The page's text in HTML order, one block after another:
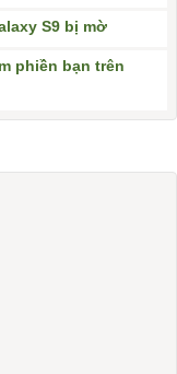
S9 bị mờ
phiền bạn trên